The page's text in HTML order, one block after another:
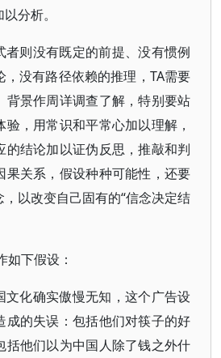
分析。
者则没有既定的前提、没有惯例
，没有路径依赖的推理，TA需要
背景作周详调查了解，特别要站
，用常识和平常心加以理解，
的结论加以证伪反思，推敲和判
果关系，假设种种可能性，还要
以改变自己固有的“信念决定结
下假设：
文化确实傲慢无知，这个广告设
成的失误：包括他们对筷子的好
括他们以为中国人除了钱之外什